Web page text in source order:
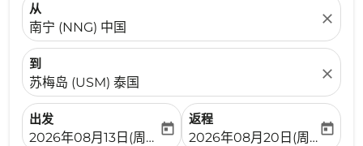
从
南宁 (NNG) 中国
close
到
苏梅岛 (USM) 泰国
close
出发
fc-booking-departure-date-aria-label
2026年08月13日(周四)
today
返程
fc-booking-return-date-
2026年08月20日(周四)
today